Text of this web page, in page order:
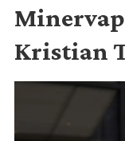
Kristian